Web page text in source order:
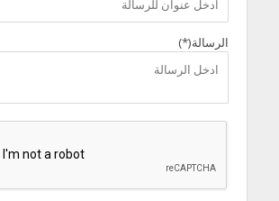
الرسالة(*)